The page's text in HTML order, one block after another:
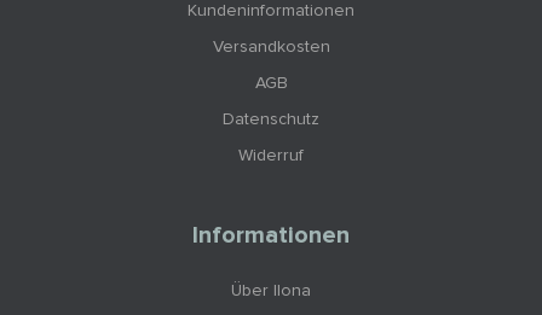
Kundeninformationen
Versandkosten
AGB
Datenschutz
Widerruf
Informationen
Über Ilona